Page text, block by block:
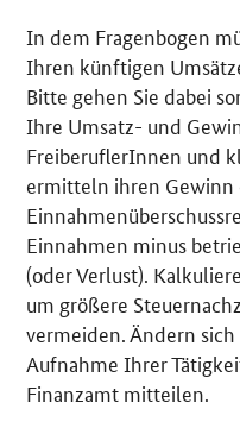
In dem Fragenbogen
Ihren künftigen
Bitte gehen Sie dabei
Ihre Umsatz- und
FreiberuflerInnen und
ermitteln ihren Gewinn
Einnahmen minus
(oder Verlust).
um größere
vermeiden. Ändern
Aufnahme Ihrer
Finanzamt mitteilen.